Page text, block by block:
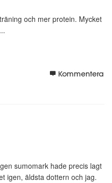
och mer protein. Mycket
Kommentera
sumomark hade precis lagt
igen, äldsta dottern och jag.